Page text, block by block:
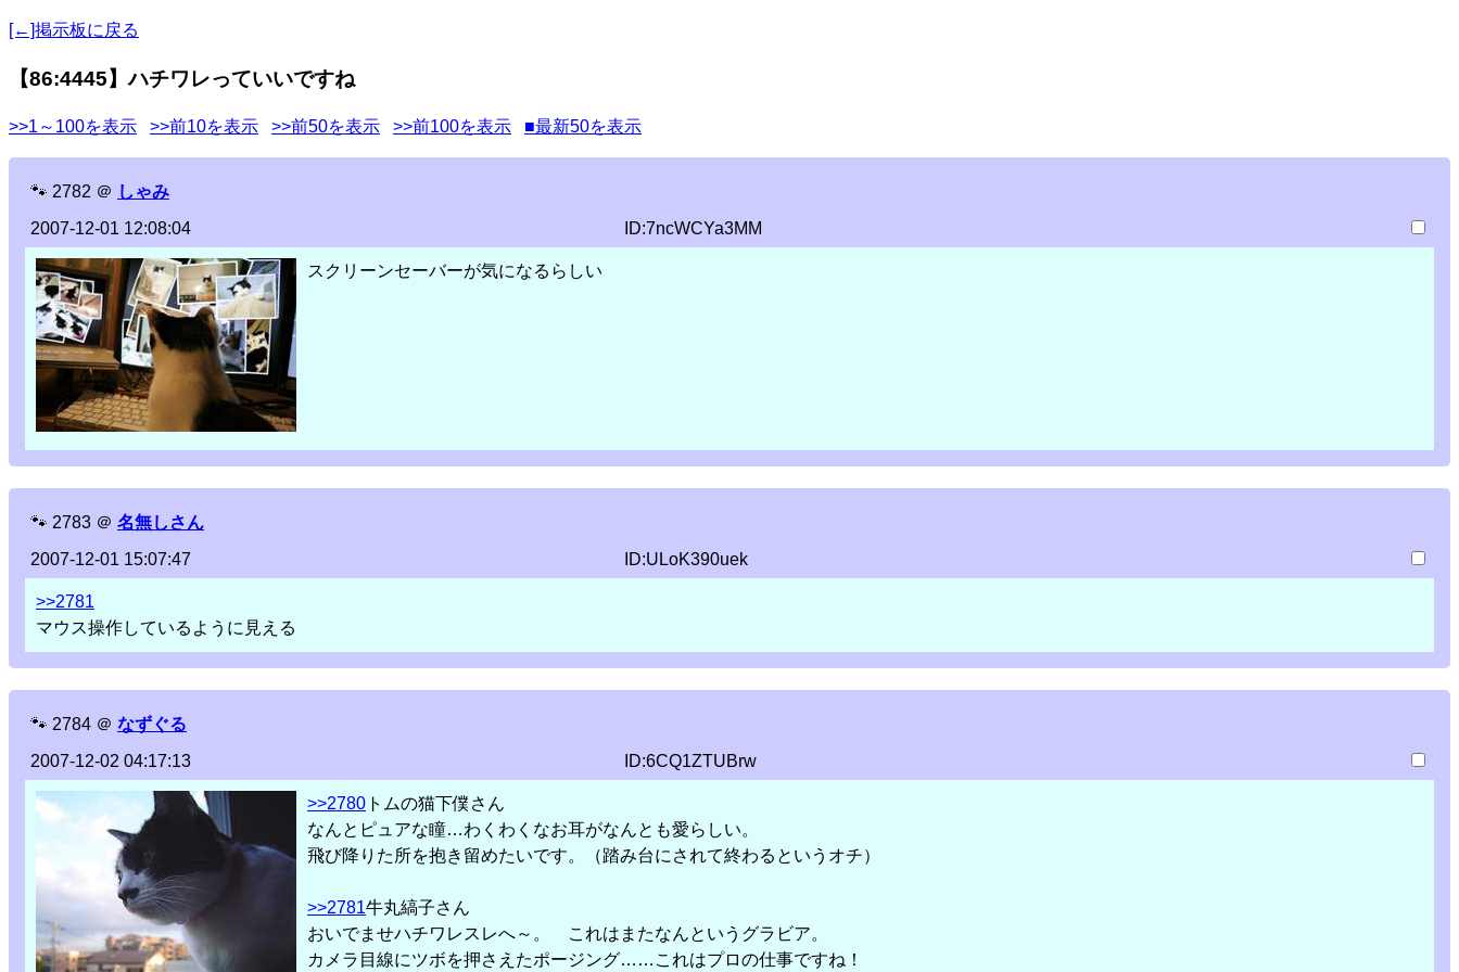
[←]掲示板に戻る
【86:4445】ハチワレっていいですね
>>1～100を表示 >>前10を表示 >>前50を表示 >>前100を表示 ■最新50を表示
🐾 2782 ＠ しゃみ
2007-12-01 12:08:04
ID:7ncWCYa3MM
スクリーンセーバーが気になるらしい
🐾 2783 ＠ 名無しさん
2007-12-01 15:07:47
ID:ULoK390uek
>>2781
マウス操作しているように見える
🐾 2784 ＠ なずぐる
2007-12-02 04:17:13
ID:6CQ1ZTUBrw
>>2780 トムの猫下僕さん
なんとピュアな瞳…わくわくなお耳がなんとも愛らしい。
飛び降りた所を抱き留めたいです。（踏み台にされて終わるというオチ）
>>2781牛丸縞子さん
おいでませハチワレスレへ～。 これはまたなんというグラビア。
カメラ目線にツボを押さえたポージング……これはプロの仕事ですね！